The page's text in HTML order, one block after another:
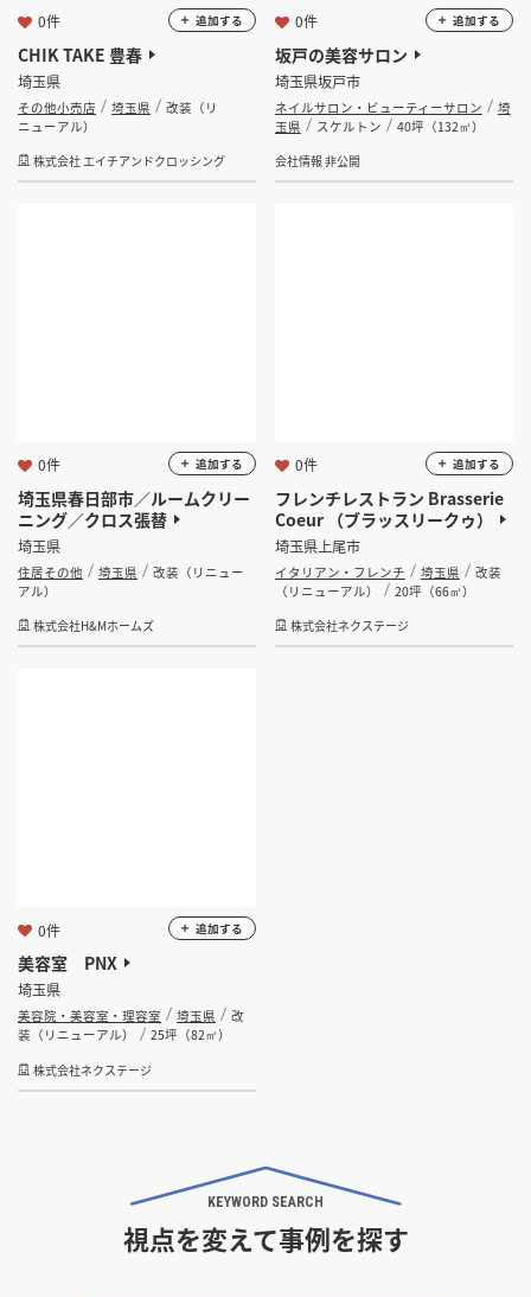
CHIK TAKE 豊春
埼玉県
その他小売店 埼玉県
改装（リ
ニューアル）
株式会社 エイチアンドクロッシング
0件 追加する
坂戸の美容サロン
埼玉県坂戸市
ネイルサロン・ビューティーサロン
埼
玉県
スケルトン
40坪（132㎡）
会社情報 非公開
0件 追加する
埼玉県春日部市／ルームクリー
ニング／クロス張替
埼玉県
住居その他 埼玉県
改装（リニュー
アル）
株式会社H&Mホームズ
0件 追加する
フレンチレストラン Brasserie
Coeur （ブラッスリークゥ）
埼玉県上尾市
イタリアン・フレンチ 埼玉県
改装
（リニューアル）
20坪（66㎡）
株式会社ネクステージ
0件 追加する
美容室 PNX
埼玉県
美容院・美容室・理容室 埼玉県
改
装（リニューアル）
25坪（82㎡）
株式会社ネクステージ
0件 追加する
KEYWORD SEARCH
視点を変えて事例を探す